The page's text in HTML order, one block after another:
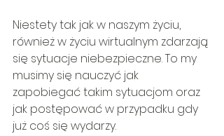
Niestety tak jak w naszym życiu,
również w życiu wirtualnym zdarzają
się sytuacje niebezpieczne. To my
musimy się nauczyć jak
zapobiegać takim sytuacjom oraz
jak postępować w przypadku gdy
już coś się wydarzy.